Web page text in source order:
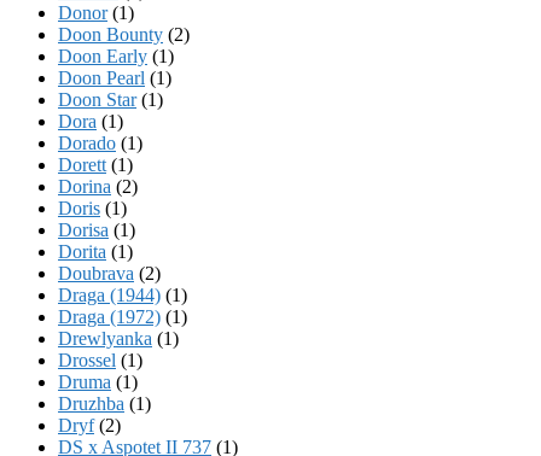
Donor(1)
Doon Bounty (2)
Doon Early (1)
Doon Pearl (1)
Doon Star(1)
Dora (1)
Dorado (1)
Dorett (1)
Dorina (2)
Doris (1)
Dorisa (1)
Dorita (1)
Doubrava (2)
Draga (1944) (1)
Draga (1972) (1)
Drewlyanka (1)
Drossel (1)
Druma (1)
Druzhba (1)
Dryf(2)
DS x Aspotet II 737 (1)